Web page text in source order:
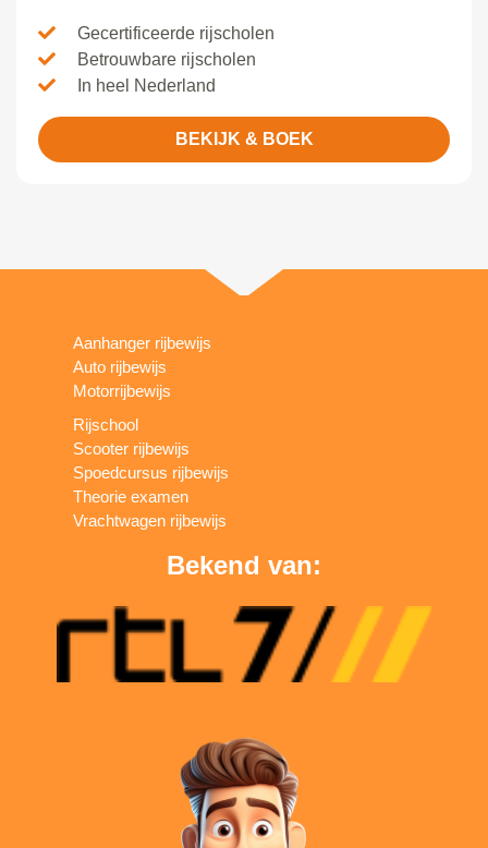
Gecertificeerde rijscholen
Betrouwbare rijscholen
In heel Nederland
BEKIJK & BOEK
Aanhanger rijbewijs
Auto rijbewijs
Motorrijbewijs
Rijschool
Scooter rijbewijs
Spoedcursus rijbewijs
Theorie examen
Vrachtwagen rijbewijs
Bekend van: